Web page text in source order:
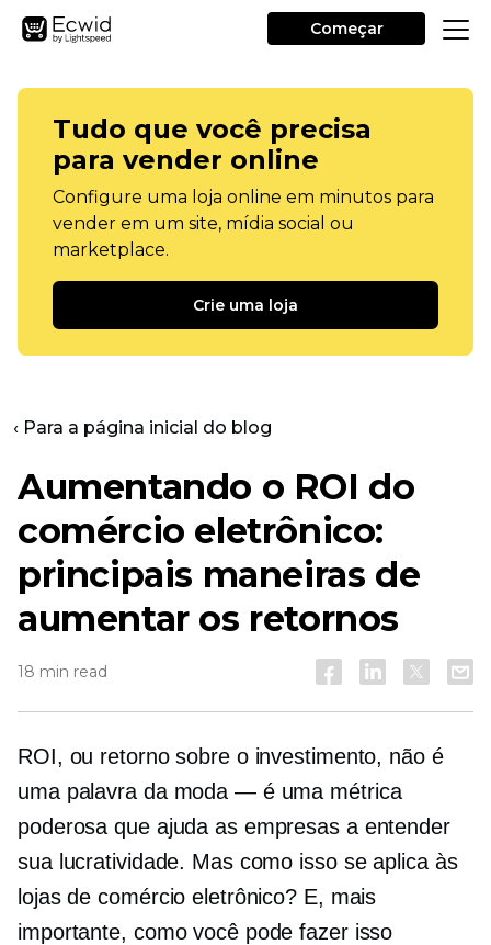
Começar
Tudo que você precisa
para vender online
Configure uma loja online em minutos para
vender em um site, mídia social ou
marketplace.
Crie uma loja
‹ Para a página inicial do blog
Aumentando o ROI do
comércio eletrônico:
principais maneiras de
aumentar os retornos
18 min read
ROI, ou retorno sobre o investimento, não é
uma palavra da moda — é uma métrica
poderosa que ajuda as empresas a entender
sua lucratividade. Mas como isso se aplica às
lojas de comércio eletrônico? E, mais
importante, como você pode fazer isso